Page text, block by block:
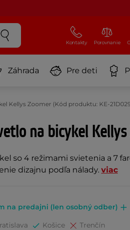
Kontakty Porovnanie
Záhrada Pre deti
Kellys Zoomer (Kód produktu: KE-
na bicykel
so 4 režimami svietenia a 7
dizajnu podľa nálady. viac
na predajni (len osobný odber)
Košice Trenčín